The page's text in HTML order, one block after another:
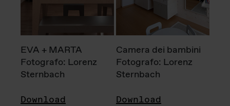
EVA + MARTA
Fotografo: Lorenz
Sternbach
Download
Camera dei bambini
Fotografo: Lorenz
Sternbach
Download